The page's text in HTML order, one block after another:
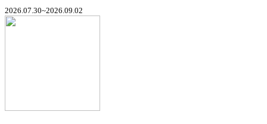
2026.07.30~2026.09.02